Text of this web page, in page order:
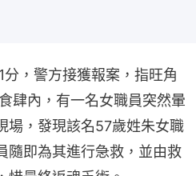
，警方接獲報案，指旺角
肆內，有一名女職員突然暈
場，發現該名57歲姓朱女職
隨即為其進行急救，並由救